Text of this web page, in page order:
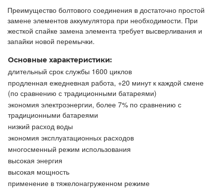
Преимущество болтового соединения в достаточно простой
замене элементов аккумулятора при необходимости. При
жесткой спайке замена элемента требует высверливания и
запайки новой перемычки.
Основные характеристики:
длительный срок службы 1600 циклов
продленная ежедневная работа, +20 минут к каждой смене
(по сравнению с традиционными батареями)
экономия электроэнергии, более 7% по сравнению с
традиционными батареями
низкий расход воды
экономия эксплуатационных расходов
многосменный режим использования
высокая энергия
высокая мощность
применение в тяжелонагруженном режиме